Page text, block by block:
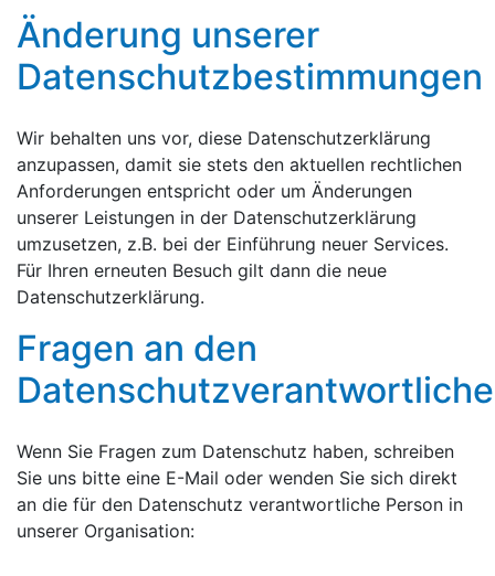
Änderung unserer
Datenschutzbestimmungen
Wir behalten uns vor, diese Datenschutzerklärung
anzupassen, damit sie stets den aktuellen rechtlichen
Anforderungen entspricht oder um Änderungen
unserer Leistungen in der Datenschutzerklärung
umzusetzen, z.B. bei der Einführung neuer Services.
Für Ihren erneuten Besuch gilt dann die neue
Datenschutzerklärung.
Fragen an den
Wenn Sie Fragen zum Datenschutz haben, schreiben
Sie uns bitte eine E-Mail oder wenden Sie sich direkt
an die für den Datenschutz verantwortliche Person in
unserer Organisation: